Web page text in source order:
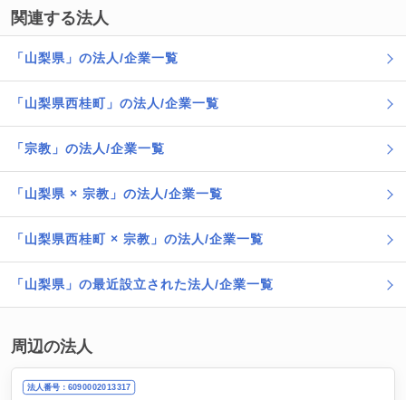
関連する法人
「山梨県」の法人/企業一覧
「山梨県西桂町」の法人/企業一覧
「宗教」の法人/企業一覧
「山梨県 × 宗教」の法人/企業一覧
「山梨県西桂町 × 宗教」の法人/企業一覧
「山梨県」の最近設立された法人/企業一覧
周辺の法人
法人番号：6090002013317